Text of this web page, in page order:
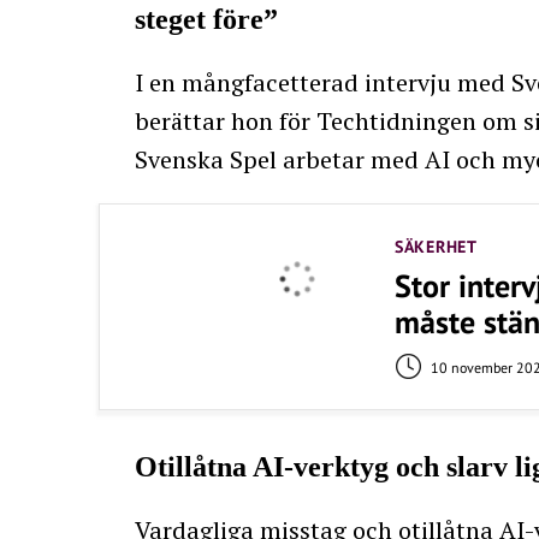
steget före”
I en mångfacetterad intervju med
berättar hon för Techtidningen om
Svenska Spel arbetar med AI och
SÄKERHET
Stor
måste
10 november
Otillåtna AI-verktyg och slarv
Vardagliga misstag och otillåtna